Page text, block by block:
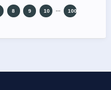
8 9 10 100